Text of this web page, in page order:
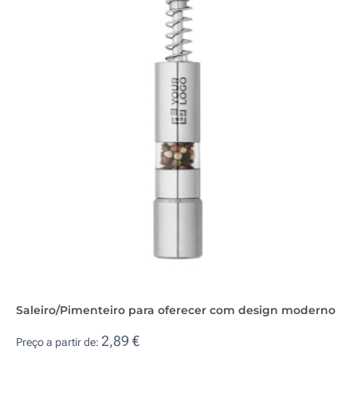
Saleiro/Pimenteiro para oferecer com design moderno
Preço a partir de: 2,89 €